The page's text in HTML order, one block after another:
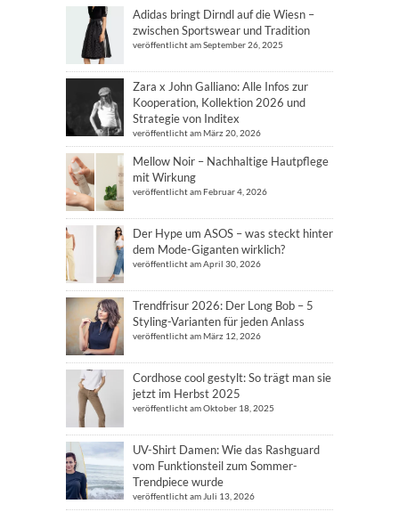
Adidas bringt Dirndl auf die Wiesn –
zwischen Sportswear und Tradition
veröffentlicht am September 26, 2025
Zara x John Galliano: Alle Infos zur
Kooperation, Kollektion 2026 und
Strategie von Inditex
veröffentlicht am März 20, 2026
Mellow Noir – Nachhaltige Hautpflege
mit Wirkung
veröffentlicht am Februar 4, 2026
Der Hype um ASOS – was steckt hinter
dem Mode-Giganten wirklich?
veröffentlicht am April 30, 2026
Trendfrisur 2026: Der Long Bob – 5
Styling-Varianten für jeden Anlass
veröffentlicht am März 12, 2026
Cordhose cool gestylt: So trägt man sie
jetzt im Herbst 2025
veröffentlicht am Oktober 18, 2025
UV-Shirt Damen: Wie das Rashguard
vom Funktionsteil zum Sommer-
Trendpiece wurde
veröffentlicht am Juli 13, 2026